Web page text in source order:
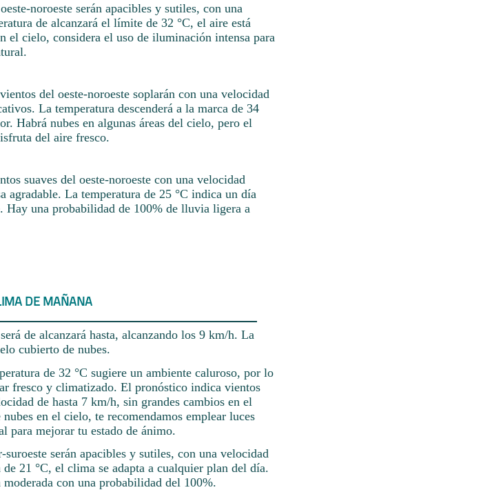
noroeste serán apacibles y sutiles, con una
de alcanzará el límite de 32 °C, el aire está
el cielo, considera el uso de iluminación intensa para
del oeste-noroeste soplarán con una velocidad
La temperatura descenderá a la marca de 34
Habrá nubes en algunas áreas del cielo, pero el
del aire fresco.
suaves del oeste-noroeste con una velocidad
agradable. La temperatura de 25 °C indica un día
Hay una probabilidad de 100% de lluvia ligera a
DE MAÑANA
de alcanzará hasta, alcanzando los 9 km/h. La
cubierto de nubes.
de 32 °C sugiere un ambiente caluroso, por lo
fresco y climatizado. El pronóstico indica vientos
de hasta 7 km/h, sin grandes cambios en el
en el cielo, te recomendamos emplear luces
para mejorar tu estado de ánimo.
serán apacibles y sutiles, con una velocidad
21 °C, el clima se adapta a cualquier plan del día.
con una probabilidad del 100%.